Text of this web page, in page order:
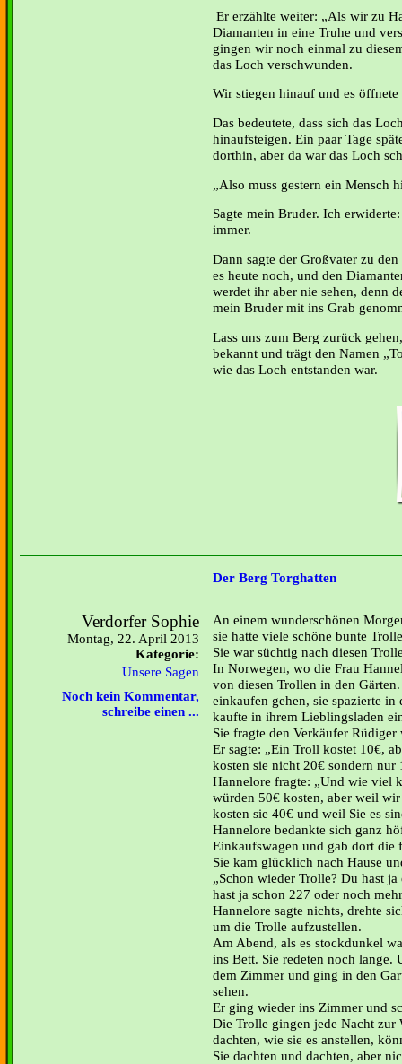
Er erzählte weiter: „Als wir zu
Diamanten in eine Truhe und
gingen wir noch einmal zu
das Loch verschwunden.
Wir stiegen hinauf und es öffnete
Das bedeutete, dass sich das
hinaufsteigen. Ein paar Tage
dorthin, aber da war das Loch
Also muss gestern ein Mensch
Sagte mein Bruder. Ich
immer.
Dann sagte der Großvater zu
es heute noch, und den
werdet ihr aber nie sehen, denn
mein Bruder mit ins Grab
Lass uns zum Berg zurück
bekannt und trägt den Namen
wie das Loch
Der Berg Torghatten
Verdorfer Sophie
Montag, 22. April 2013
Kategorie:
Unsere Sagen
Noch kein Kommentar,
schreibe einen ...
An einem wunderschönen
sie hatte viele schöne bunte
Sie war süchtig nach diesen
In Norwegen, wo die Frau
von diesen Trollen in den
einkaufen gehen, sie spazierte
kaufte in ihrem Lieblingsladen
Sie fragte den Verkäufer
Er sagte: „Ein Troll kostet 10€,
kosten sie nicht 20€ sondern nur
Hannelore fragte: „Und wie viel
würden 50€ kosten, aber weil
kosten sie 40€ und weil Sie es
Hannelore bedankte sich ganz
Einkaufswagen und gab dort
Sie kam glücklich nach Hause
Schon wieder Trolle? Du hast ja
hast ja schon 227 oder noch
Hannelore sagte nichts, drehte
um die Trolle aufzustellen.
Am Abend, als es stockdunkel
ins Bett. Sie redeten noch
dem Zimmer und ging in den
sehen.
Er ging wieder ins Zimmer und
Die Trolle gingen jede Nacht zur
dachten, wie sie es anstellen,
Sie dachten und dachten, aber